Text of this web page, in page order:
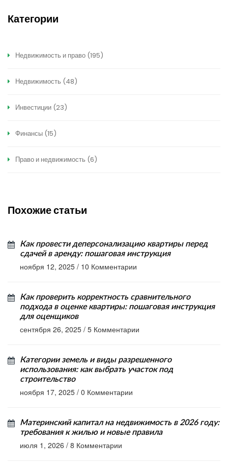
Категории
Недвижимость и право (195)
Недвижимость (48)
Инвестиции (23)
Финансы (15)
Право и недвижимость (6)
Похожие статьи
Как провести деперсонализацию квартиры перед
сдачей в аренду: пошаговая инструкция
ноября 12, 2025 / 10 Комментарии
Как проверить корректность сравнительного
подхода в оценке квартиры: пошаговая инструкция
для оценщиков
сентября 26, 2025 / 5 Комментарии
Категории земель и виды разрешенного
использования: как выбрать участок под
строительство
ноября 17, 2025 / 0 Комментарии
Материнский капитал на недвижимость в 2026 году:
требования к жилью и новые правила
июля 1, 2026 / 8 Комментарии